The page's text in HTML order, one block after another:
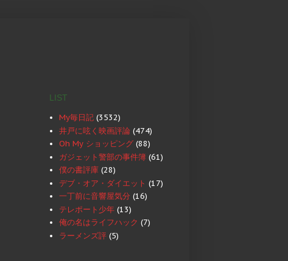
LIST
My毎日記 (3532)
井戸に呟く映画評論 (474)
Oh My ショッピング (88)
ガジェット警部の事件簿 (61)
僕の書評庫 (28)
デブ・オア・ダイエット (17)
一丁前に音響屋気分 (16)
テレポート少年 (13)
俺の名はライフハック (7)
ラーメンズ評 (5)